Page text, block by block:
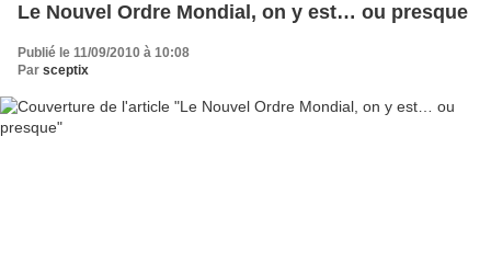
Le Nouvel Ordre Mondial, on y est… ou presque
Publié le 11/09/2010 à 10:08
Par sceptix